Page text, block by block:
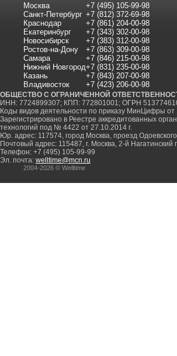
Москва
+7 (495) 105-99-98
Санкт-Петербург +7 (812) 372-69-98
Краснодар
+7 (861) 204-00-98
Екатеринбург
+7 (343) 302-00-98
Новосибирск
+7 (383) 312-00-98
Ростов-на-Дону
+7 (863) 309-00-98
Самара
+7 (846) 215-00-98
Нижний Новгород+7 (831) 235-00-98
Казань
+7 (843) 207-00-98
Владивосток
+7 (423) 206-00-98
ОБЩЕСТВО С ОГРАНИЧЕННОЙ
ИНН: 7724899307; КПП: 772801001; ОГРН
Коды видов деятельности по приказу МинЦифры
Зарегистрировано в Реестре аккредитованных
технологий под № 4422 от 27.10.2014 г.
Юр. адрес: 117574, город Москва, проезд
Почтовый адрес: 115487, г. Москва, 2-й Нагатинский
Телефон: +7 (495) 105-99-99
Эл. почта: welltime@mcn.ru
2004-2026 © Welltime